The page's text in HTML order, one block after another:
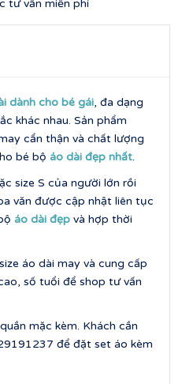
tư vấn miễn phí
dành cho bé gái, đa dạng
khác nhau. Sản phẩm
cẩn thận và chất lượng
bé bộ áo dài đẹp nhất.
size S của người lớn rồi
văn được cập nhật liên tục
áo dài đẹp và hợp thời
áo dài may và cung cấp
số tuổi để shop tư vấn
mặc kèm. Khách cần
để đặt set áo kèm